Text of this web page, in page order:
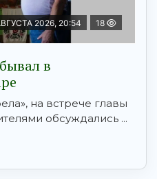
2026, 20:54 18
в
на встрече главы
обсуждались ...